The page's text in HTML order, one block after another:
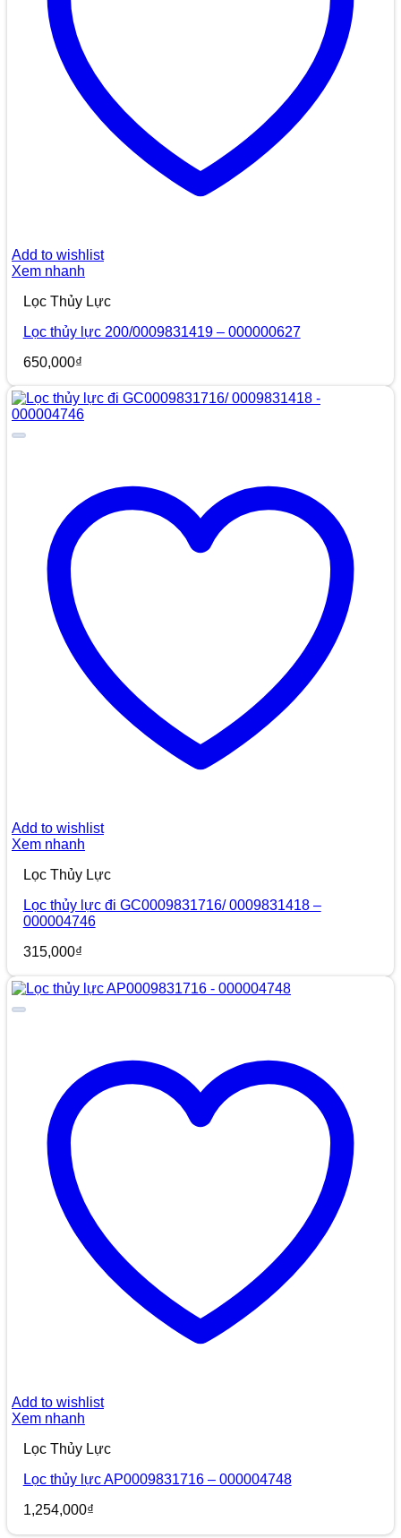
Add to wishlist
Xem nhanh
Lọc Thủy Lực
Lọc thủy lực 200/0009831419 – 000000627
650,000₫
Add to wishlist
Xem nhanh
Lọc Thủy Lực
Lọc thủy lực đi GC0009831716/ 0009831418 –
000004746
315,000₫
Add to wishlist
Xem nhanh
Lọc Thủy Lực
Lọc thủy lực AP0009831716 – 000004748
1,254,000₫